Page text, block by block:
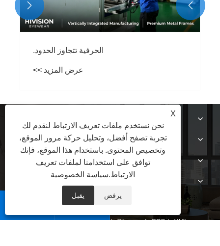
الحرفية تتجاوز الحدود.
عرض المزيد >>


منتجات
Links | Sitemap | RSS | XML
| سياسة الخصوصية

X
نحن نستخدم ملفات تعريف الارتباط لنقدم لك
تجربة تصفح أفضل، وتحليل حركة مرور الموقع،
وتخصيص المحتوى. باستخدام هذا الموقع، فإنك
توافق على استخدامنا لملفات تعريف
الارتباط.سياسة الخصوصية
يرفض يقبل